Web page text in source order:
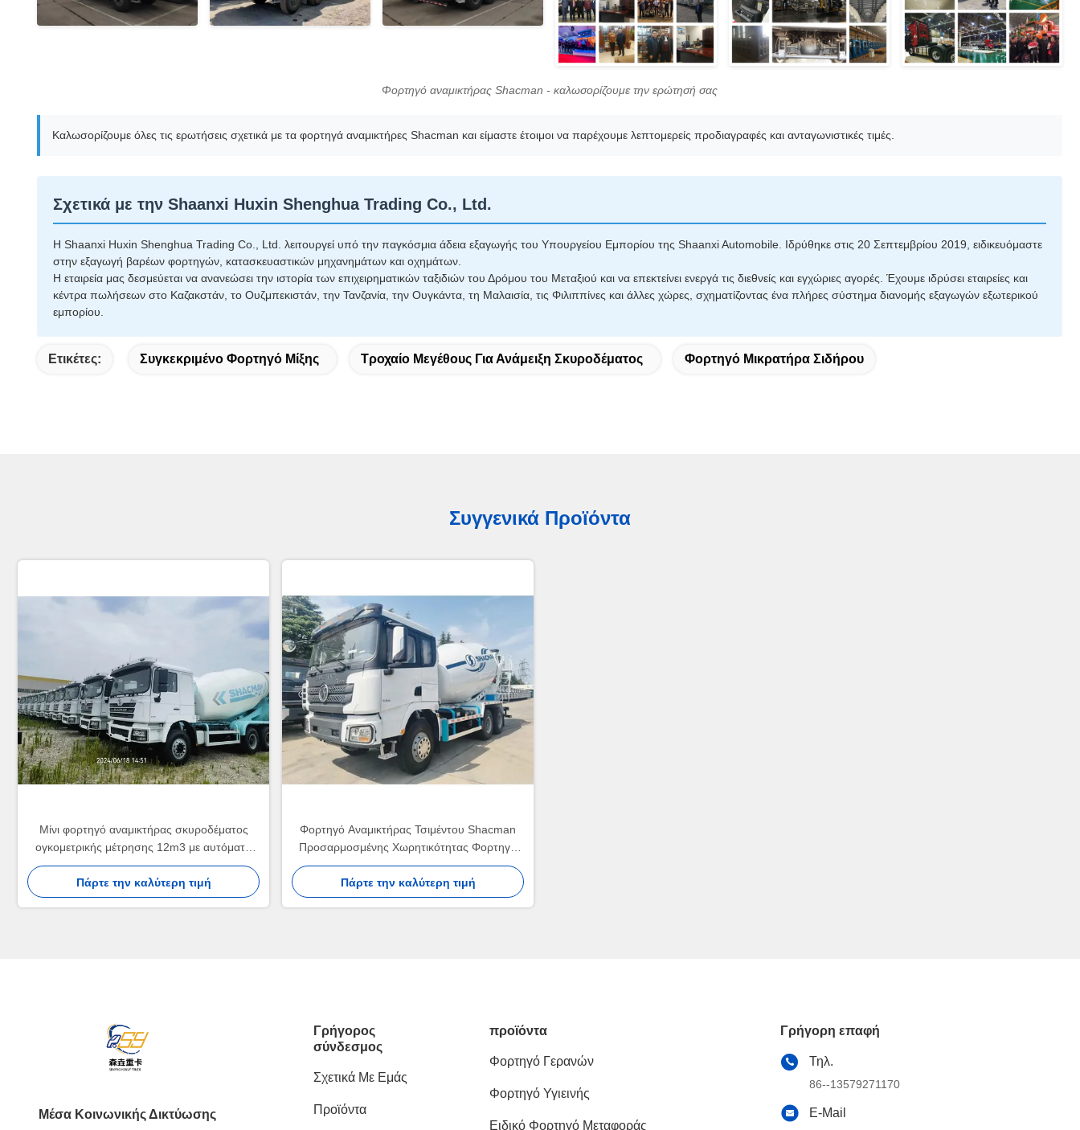
Φορτηγό αναμικτήρας Shacman - καλωσορίζουμε την ερώτησή σας
Καλωσορίζουμε όλες τις ερωτήσεις σχετικά με τα φορτηγά αναμικτήρες Shacman και είμαστε έτοιμοι να παρέχουμε λεπτομερείς προδιαγραφές και ανταγωνιστικές τιμές.
Σχετικά με την Shaanxi Huxin Shenghua Trading Co., Ltd.
Η Shaanxi Huxin Shenghua Trading Co., Ltd. λειτουργεί υπό την παγκόσμια άδεια εξαγωγής του Υπουργείου Εμπορίου της Shaanxi Automobile. Ιδρύθηκε στις 20 Σεπτεμβρίου 2019, ειδικευόμαστε
στην εξαγωγή βαρέων φορτηγών, κατασκευαστικών μηχανημάτων και οχημάτων.
Η εταιρεία μας δεσμεύεται να ανανεώσει την ιστορία των επιχειρηματικών ταξιδιών του Δρόμου του Μεταξιού και να επεκτείνει ενεργά τις διεθνείς και εγχώριες αγορές. Έχουμε ιδρύσει εταιρείες και
κέντρα πωλήσεων στο Καζακστάν, το Ουζμπεκιστάν, την Τανζανία, την Ουγκάντα, τη Μαλαισία, τις Φιλιππίνες και άλλες χώρες, σχηματίζοντας ένα πλήρες σύστημα διανομής εξαγωγών εξωτερικού
εμπορίου.
Ετικέτες: Συγκεκριμένο Φορτηγό Μίξης Τροχαίο Μεγέθους Για Ανάμειξη Σκυροδέματος Φορτηγό Μικρατήρα Σιδήρου
Συγγενικά Προϊόντα
Μίνι φορτηγό αναμικτήρας σκυροδέματος
ογκομετρικής μέτρησης 12m3 με αυτόματη
φόρτωση
Πάρτε την καλύτερη τιμή
Φορτηγό Αναμικτήρας Τσιμέντου Shacman
Προσαρμοσμένης Χωρητικότητας Φορτηγό
Αναμικτήρας Σκυροδέματος Μέγιστη
Ταχύτητα 75km/h
Πάρτε την καλύτερη τιμή
Μέσα Κοινωνικής Δικτύωσης
Γρήγορος
σύνδεσμος
Σχετικά Με Εμάς
Προϊόντα
προϊόντα
Φορτηγό Γερανών
Φορτηγό Υγιεινής
Ειδικό Φορτηγό Μεταφοράς
Γρήγορη επαφή
Τηλ.
86--13579271170
E-Mail